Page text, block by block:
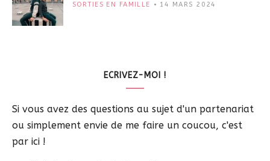
SORTIES EN FAMILLE 14 MARS 2024
ECRIVEZ-MOI !
Si vous avez des questions au sujet d'un partenariat
ou simplement envie de me faire un coucou, c'est
par ici !